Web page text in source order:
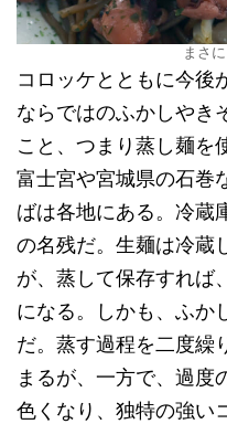
まさ
コロッケとともに今後
ならではのふかしやき
こと、つまり蒸し麺を
富士宮や宮城県の石巻
ばは各地にある。冷蔵
の名残だ。生麺は冷蔵
が、蒸して保存すれば
になる。しかも、ふか
だ。蒸す過程を二度繰
まるが、一方で、過度
色くなり、独特の強い